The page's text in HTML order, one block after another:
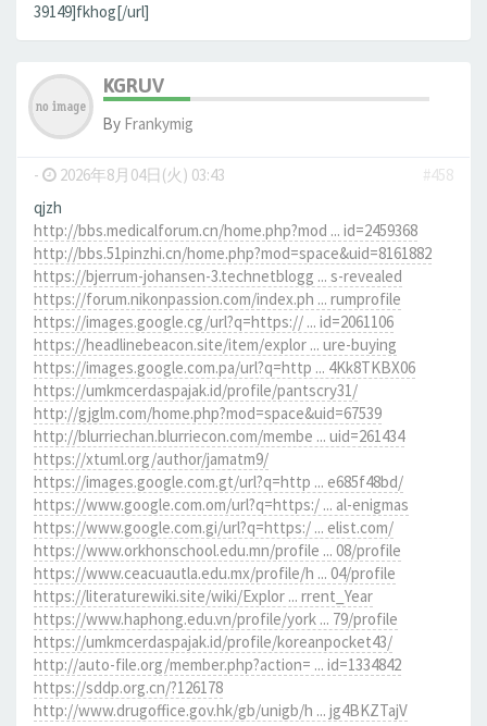
39149]fkhog[/url]
KGRUV
By Frankymig
- 2026年8月04日(火) 03:43
#458
qjzh
http://bbs.medicalforum.cn/home.php?mod ... id=2459368
http://bbs.51pinzhi.cn/home.php?mod=space&uid=8161882
https://bjerrum-johansen-3.technetblogg ... s-revealed
https://forum.nikonpassion.com/index.ph ... rumprofile
https://images.google.cg/url?q=https:// ... id=2061106
https://headlinebeacon.site/item/explor ... ure-buying
https://images.google.com.pa/url?q=http ... 4Kk8TKBX06
https://umkmcerdaspajak.id/profile/pantscry31/
http://gjglm.com/home.php?mod=space&uid=67539
http://blurriechan.blurriecon.com/membe ... uid=261434
https://xtuml.org/author/jamatm9/
https://images.google.com.gt/url?q=http ... e685f48bd/
https://www.google.com.om/url?q=https:/ ... al-enigmas
https://www.google.com.gi/url?q=https:/ ... elist.com/
https://www.orkhonschool.edu.mn/profile ... 08/profile
https://www.ceacuautla.edu.mx/profile/h ... 04/profile
https://literaturewiki.site/wiki/Explor ... rrent_Year
https://www.haphong.edu.vn/profile/york ... 79/profile
https://umkmcerdaspajak.id/profile/koreanpocket43/
http://auto-file.org/member.php?action= ... id=1334842
https://sddp.org.cn/?126178
http://www.drugoffice.gov.hk/gb/unigb/h ... jg4BKZTajV